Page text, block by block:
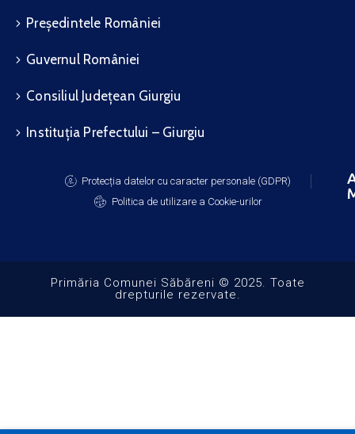
Președintele României
Guvernul României
Consiliul Județean Giurgiu
Instituția Prefectului – Giurgiu
Protecția datelor cu caracter personale (GDPR)
Politica de utilizare a Cookie-urilor
Primăria Comunei Săbăreni © 2025. Toate
drepturile rezervate.